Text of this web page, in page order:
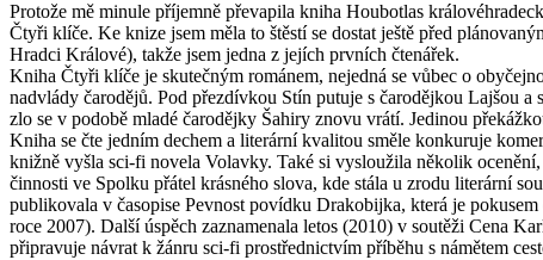
Protože mě minule příjemně převapila kniha Houbotlas
Čtyři klíče. Ke knize jsem měla to štěstí se dostat ještě před
Hradci Králové), takže jsem jedna z jejích prvních čtenářek.
Kniha Čtyři klíče je skutečným románem, nejedná se vůbec o
nadvlády čarodějů. Pod přezdívkou Stín putuje s čarodějkou Lajšou
zlo se v podobě mladé čarodějky Šahiry znovu vrátí. Jedinou
Kniha se čte jedním dechem a literární kvalitou směle konkuruje
knižně vyšla sci-fi novela Volavky. Také si vysloužila několik
činnosti ve Spolku přátel krásného slova, kde stála u zrodu literární
publikovala v časopise Pevnost povídku Drakobijka, která je
roce 2007). Další úspěch zaznamenala letos (2010) v soutěži Cena
připravuje návrat k žánru sci-fi prostřednictvím příběhu s námětem